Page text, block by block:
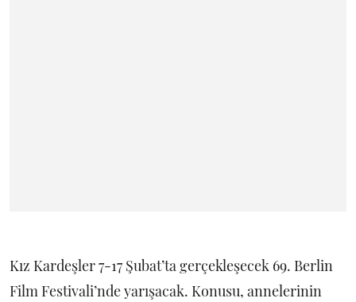
Kız Kardeşler 7-17 Şubat’ta gerçekleşecek 69. Berlin
Film Festivali’nde yarışacak. Konusu, annelerinin